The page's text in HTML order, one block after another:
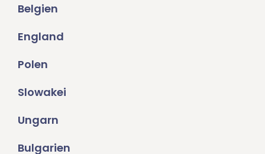
Belgien
England
Polen
Slowakei
Ungarn
Bulgarien